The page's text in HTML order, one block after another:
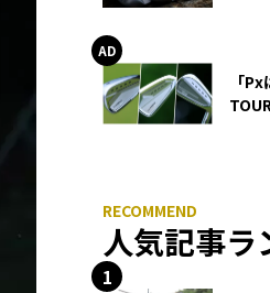
「
人気記事ラ